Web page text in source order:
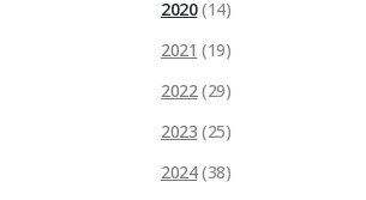
2020(14)
2021 (19)
2022(29)
2023 (25)
2024(38)